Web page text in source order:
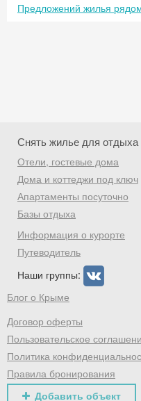
Предложений жилья
Снять жилье для
Отели, гостевые дома
Дома и коттеджи под ключ
Апартаменты посуточно
Базы отдыха
Информация о курорте
Путеводитель
Наши группы:
Блог о Крыме
Договор оферты
Пользовательское
Политика
Правила бронирования
Добавить объект
Хочешь
промокод на